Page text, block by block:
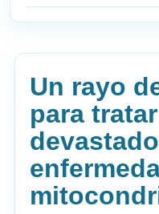
Un rayo
para